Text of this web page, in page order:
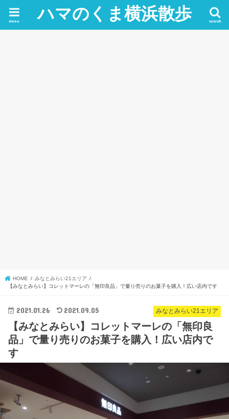
ハマのくま横浜散歩 search
menu
HOME
みなとみらい21エリア
【みなとみらい】コレットマーレの「無印良品」で量り売りのお菓子を購入！広い店内です
みなとみらい21エリア
2021.01.26 2021.09.05
【みなとみらい】コレットマーレの「無印良
品」で量り売りのお菓子を購入！広い店内で
す